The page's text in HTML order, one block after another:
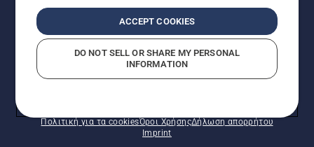
© Husqvarna AB (δημοσ.) Με την επιφύλαξη παντός
Πολιτική για τα cookiesΌροι ΧρήσηςΔήλωση απορρήτου
Imprint
ACCEPT COOKIES
DO NOT SELL OR SHARE MY PERSONAL
INFORMATION